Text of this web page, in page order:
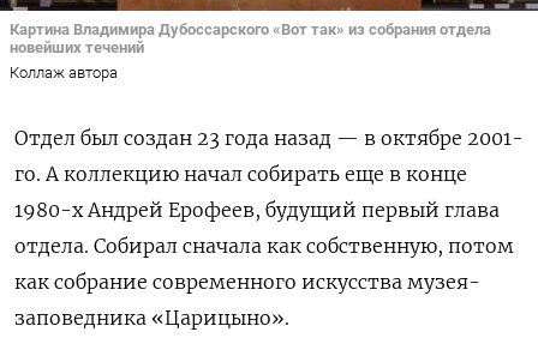
Картина Владимира Дубоссарского «Вот так» из собрания отдела
новейших течений
Коллаж автора
Отдел был создан 23 года назад — в октябре 2001-
го. А коллекцию начал собирать еще в конце
1980-х Андрей Ерофеев, будущий первый глава
отдела. Собирал сначала как собственную, потом
как собрание современного искусства музея-
заповедника «Царицыно».